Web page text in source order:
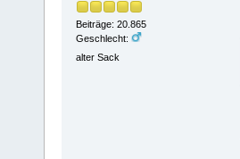
Beiträge: 20.865
Geschlecht:
alter Sack